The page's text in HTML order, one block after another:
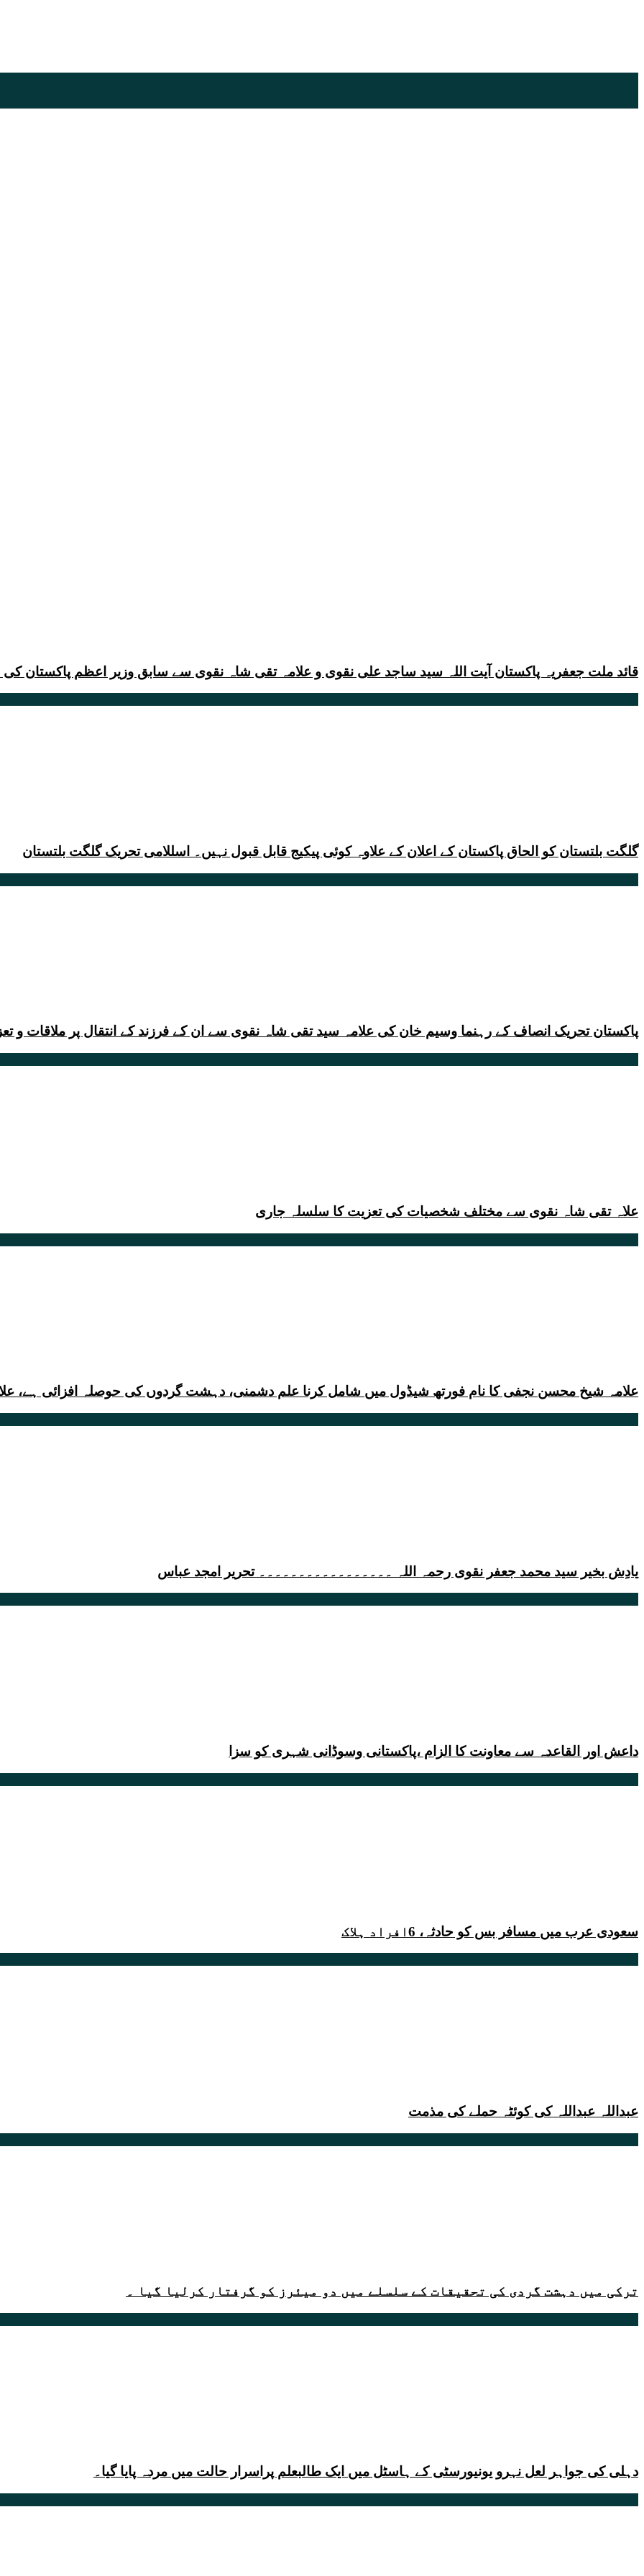
قائد ملت جعفریہ پاکستان آیت اللہ سید ساجد علی نقوی و علامہ تقی شاہ نقوی سے سابق وزیر اعظم پاکستان کی
گلگت بلتستان کو الحاق پاکستان کے اعلان کے علاوہ کوئی پیکیج قابل قبول نہیں۔ اسللامی تحریک گلگت بلتستان
پاکستان تحریک انصاف کے رہنما وسیم خان کی علامہ سید تقی شاہ نقوی سے ان کے فرزند کے انتقال پر ملاقات و
علاہ تقی شاہ نقوی سے مختلف شخصیات کی تعزیت کا سلسلہ جاری
علامہ شیخ محسن نجفی کا نام فورتھ شیڈول میں شامل کرنا علم دشمنی، دہشت گردوں کی حوصلہ افزائی ہے،
یادِش بخیر سید محمد جعفر نقوی رحمہ اللہ ۔۔۔۔۔۔۔۔۔۔۔۔۔۔۔۔۔ تحریر امجد عباس
داعش اور القاعدہ سے معاونت کا الزام ،پاکستانی وسوڈانی شہری کو سزا
سعودی عرب میں مسافر بس کو حادثہ، 6افراد ہلاک
عبداللہ عبداللہ کی کوئٹہ حملے کی مذمت
ترکی میں دہشت گردی کی تحقیقات کے سلسلے میں دو میئرز کو گرفتار کرلیا گیا ۔
دہلی کی جواہر لعل نہرو یونیورسٹی کے ہاسٹل میں ایک طالبعلم پراسرار حالت میں مردہ پایا گیا۔